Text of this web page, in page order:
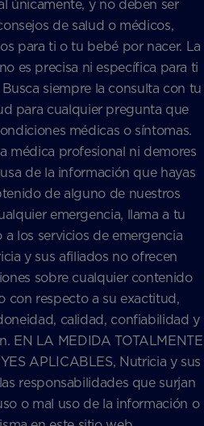
únicamente, y no deben ser
de salud o médicos,
para ti o tu bebé por nacer. La
es precisa ni específica para ti
siempre la consulta con tu
para cualquier pregunta que
médicas o síntomas.
médica profesional ni demores
de la información que hayas
de alguno de nuestros
emergencia, llama a tu
los servicios de emergencia
y sus afiliados no ofrecen
sobre cualquier contenido
con respecto a su exactitud,
calidad, confiabilidad y
EN LA MEDIDA TOTALMENTE
APLICABLES, Nutricia y sus
responsabilidades que surjan
o mal uso de la información o